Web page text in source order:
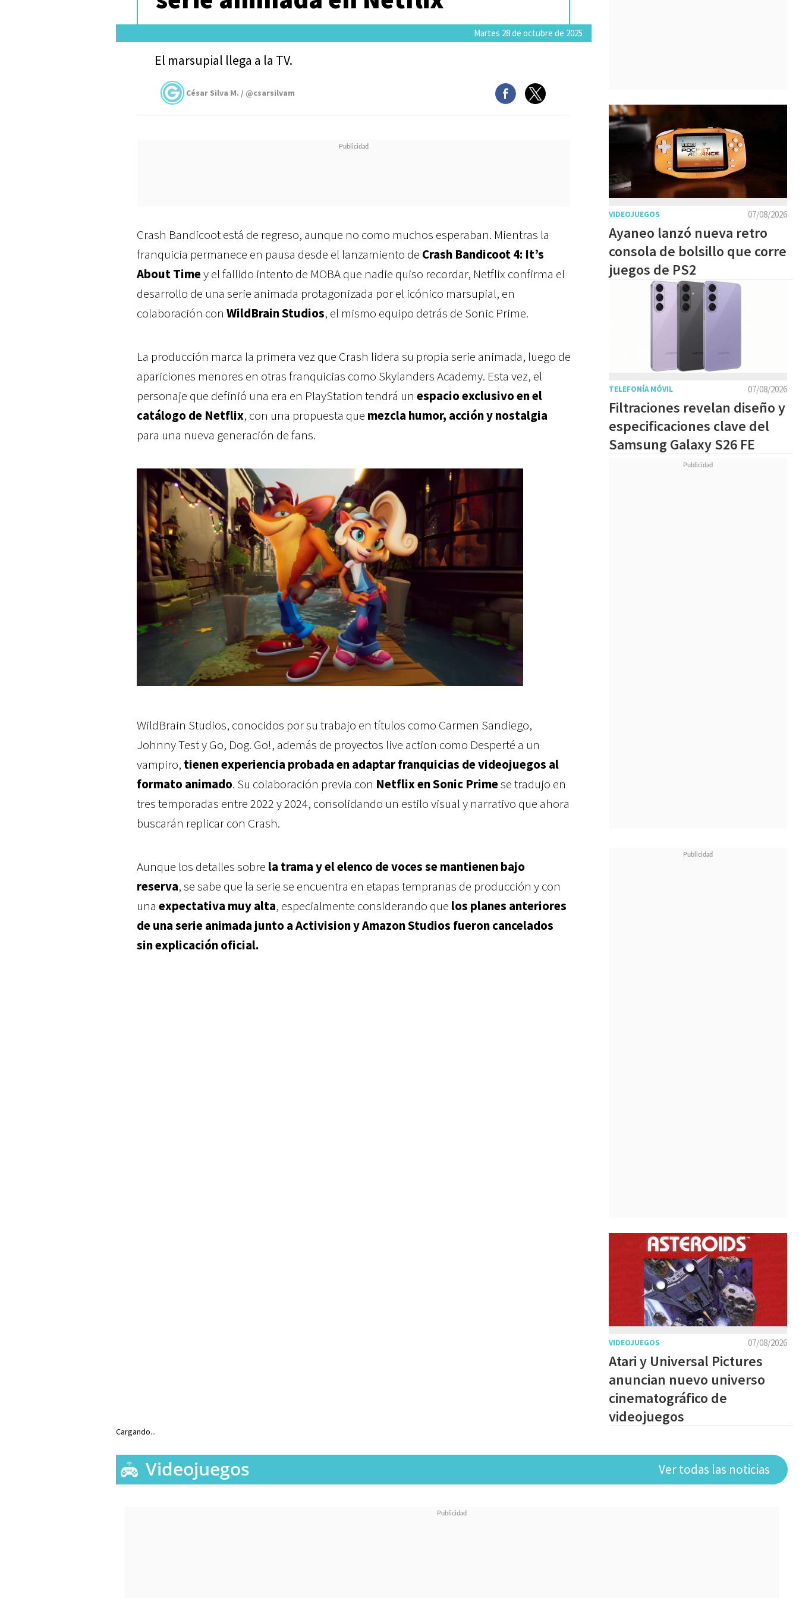
Martes 28 de octubre de 2025
El marsupial llega a la TV.
César Silva M. / @csarsilvam
Crash Bandicoot está de regreso, aunque no como muchos esperaban. Mientras la
franquicia permanece en pausa desde el lanzamiento de Crash Bandicoot 4: It’s
About Timey el fallido intento de MOBA que nadie quiso recordar, Netflix confirma el
desarrollo de una serie animada protagonizada por el icónico marsupial, en
colaboración con WildBrain Studios, el mismo equipo detrás de Sonic Prime.
La producción marca la primera vez que Crash lidera su propia serie animada, luego de
apariciones menores en otras franquicias como Skylanders Academy. Esta vez, el
personaje que definió una era en PlayStation tendrá un espacio exclusivo en el
catálogo de Netflix, con una propuesta que mezcla humor, acción y nostalgia
para una nueva generación de fans.
WildBrain Studios, conocidos por su trabajo en títulos como Carmen Sandiego,
Johnny Test y Go, Dog. Go!, además de proyectos live action como Desperté a un
vampiro, tienen experiencia probada en adaptar franquicias de videojuegos al
formato animado. Su colaboración previa con Netflix en Sonic Primese tradujo en
tres temporadas entre 2022 y 2024, consolidando un estilo visual y narrativo que ahora
buscarán replicar con Crash.
Aunque los detalles sobre la trama y el elenco de voces se mantienen bajo
reserva, se sabe que la serie se encuentra en etapas tempranas de producción y con
una expectativa muy alta, especialmente considerando que los planes anteriores
de una serie animada junto a Activision y Amazon Studios fueron cancelados
sin explicación oficial.
07/08/2026
VIDEOJUEGOS
Ayaneo lanzó nueva retro
consola de bolsillo que corre
juegos de PS2
07/08/2026
TELEFONÍA MÓVIL
Filtraciones revelan diseño y
especificaciones clave del
Samsung Galaxy S26 FE
07/08/2026
VIDEOJUEGOS
Atari y Universal Pictures
anuncian nuevo universo
cinematográfico de
videojuegos
Cargando...
Ver todas las noticias
Videojuegos